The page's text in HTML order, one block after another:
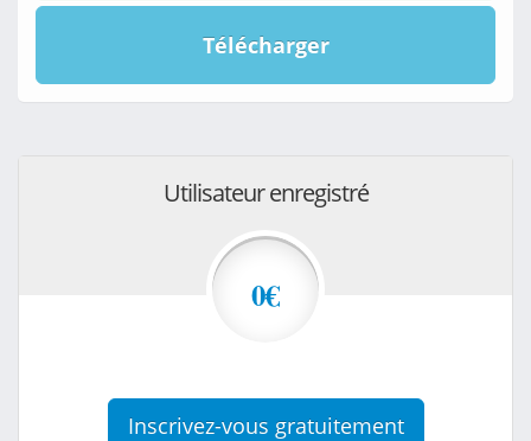
Télécharger
Utilisateur enregistré
0€
Inscrivez-vous gratuitement